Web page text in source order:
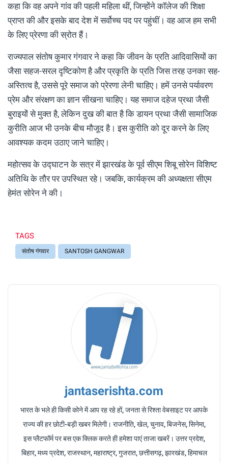
कहा कि वह अपने गांव की पहली महिला थीं, जिन्होंने कॉलेज की शिक्षा
प्राप्त की और इसके बाद देश में सर्वोच्च पद पर पहुंचीं। वह आज हम सभी
के लिए प्रेरणा की स्रोत हैं।
राज्यपाल संतोष कुमार गंगवार ने कहा कि जीवन के प्रति आदिवासियों का
जैसा सहज-सरल दृष्टिकोण है और प्रकृति के प्रति जिस तरह उनका सह-
अस्तित्व है, उससे पूरे समाज को प्रेरणा लेनी चाहिए। हमें उनसे पर्यावरण
प्रेम और संरक्षण का ज्ञान सीखना चाहिए। यह समाज दहेज प्रथा जैसी
बुराइयों से मुक्त है, लेकिन दुख की बात है कि डायन प्रथा जैसी सामाजिक
कुरीति आज भी उनके बीच मौजूद है। इस कुरीति को दूर करने के लिए
आवश्यक कदम उठाए जाने चाहिए।
महोत्सव के उद्घाटन के सत्र में झारखंड के पूर्व सीएम शिबू सोरेन विशिष्ट
अतिथि के तौर पर उपस्थित रहे। जबकि, कार्यक्रम की अध्यक्षता सीएम
हेमंत सोरेन ने की।
TAGS
संतोष गंगवार SANTOSH GANGWAR
jantaserishta.com
भारत के भले ही किसी कोने में आप रह रहे हों, जनता से रिश्ता वेबसाइट पर आपके
राज्य की हर छोटी-बड़ी खबर मिलेगी। राजनीति, खेल, चुनाव, बिजनेस, सिनेमा,
इस प्लैटफॉर्म पर बस एक क्लिक करते ही हमेशा पाएं ताजा खबरें। उत्तर प्रदेश,
बिहार, मध्य प्रदेश, राजस्थान, महाराष्ट्र, गुजरात, छत्तीसगढ़, झारखंड, हिमाचल